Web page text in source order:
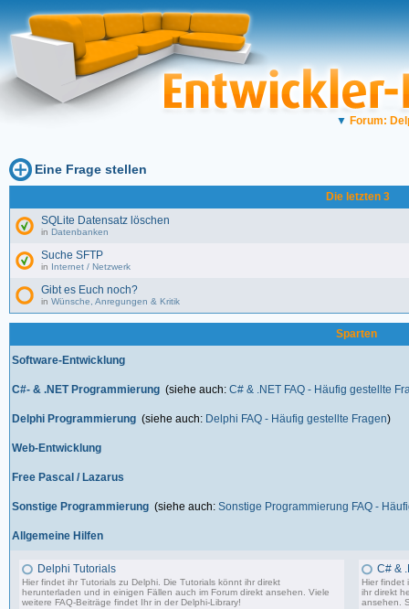
▼ Forum:
Eine Frage stellen
Die letzten 3
SQLite Datensatz löschen
in Datenbanken
Suche SFTP
in Internet / Netzwerk
Gibt es Euch noch?
in Wünsche, Anregungen & Kritik
Sparten
Software-Entwicklung
C#- & .NET Programmierung (siehe auch: C# & .NET FAQ - Häufig gestellte
Delphi Programmierung (siehe auch: Delphi FAQ - Häufig gestellte Fragen)
Web-Entwicklung
Free Pascal / Lazarus
Sonstige Programmierung (siehe auch: Sonstige Programmierung FAQ -
Allgemeine Hilfen
Delphi Tutorials
Hier findet ihr Tutorials zu Delphi. Die Tutorials könnt ihr direkt
herunterladen und in einigen Fällen auch im Forum direkt ansehen. Viele
weitere FAQ-Beiträge findet Ihr in der Delphi-Library!
C# &
Hier findet
ihr direkt
ansehen.